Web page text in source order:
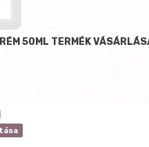
50ML TERMÉK